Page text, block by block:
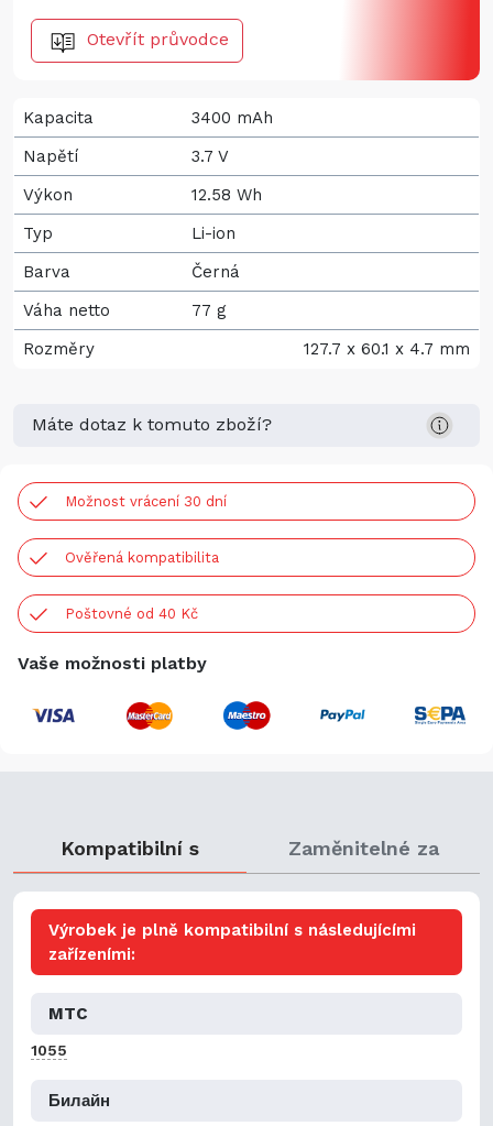
Otevřít průvodce
Kapacita
3400 mAh
Napětí
3.7 V
Výkon
12.58 Wh
Typ
Li-ion
Barva
Černá
Váha netto
77 g
Rozměry
127.7 x 60.1 x 4.7 mm
Máte dotaz k tomuto zboží?
Možnost vrácení 30 dní
Ověřená kompatibilita
Poštovné od 40 Kč
Vaše možnosti platby
Kompatibilní s Zaměnitelné za
Výrobek je plně kompatibilní s následujícími
zařízeními:
MTC
1055
Билайн